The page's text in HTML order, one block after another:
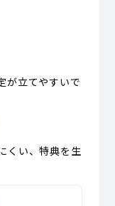
が立てやすいで
くい、特典を生